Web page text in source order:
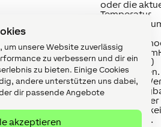
um unsere Website zuverlässig
zu verbessern und dir ein
zu bieten. Einige Cookies
andere unterstützen uns dabei,
dir passende Angebote
akzeptieren
oder die
Temperatur
verwendet,
Heiz-/
gemäß
und (ϑLimC)
auszuwählen.
Wenn der
nicht
ist, hat dieser
Parameter
Auswirkung.